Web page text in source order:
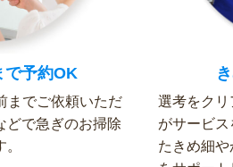
で予約OK
までご依頼いただ
どで急ぎのお掃除
選考をクリ
がサービ
たきめ細